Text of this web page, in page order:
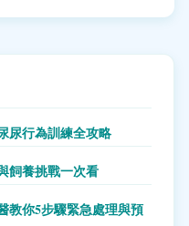
尿行為訓練全攻略
飼養挑戰一次看
教你5步驟緊急處理與預